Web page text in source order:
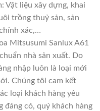
Vật liệu xây dựng, khai
trồng thuỷ sản, sản
xác,…
Mitsusumi Sanlux A61
nhà sản xuất. Do
nhập luôn là loại mới
Chúng tôi cam kết
loại khách hàng yêu
đáng có, quý khách hàng